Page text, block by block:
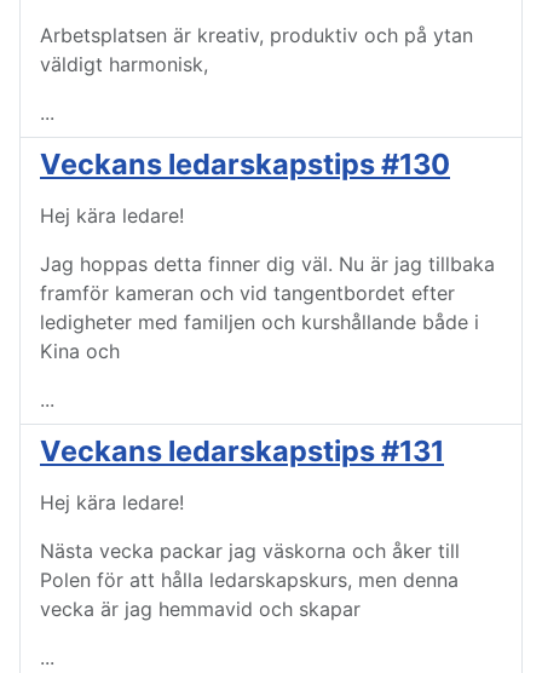
Arbetsplatsen är kreativ, produktiv och på ytan
väldigt harmonisk,
...
Veckans ledarskapstips #130
Hej kära ledare!
Jag hoppas detta finner dig väl. Nu är jag tillbaka
framför kameran och vid tangentbordet efter
ledigheter med familjen och kurshållande både i
Kina och
...
Veckans ledarskapstips #131
Hej kära ledare!
Nästa vecka packar jag väskorna och åker till
Polen för att hålla ledarskapskurs, men denna
vecka är jag hemmavid och skapar
...